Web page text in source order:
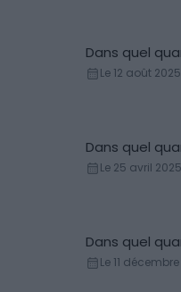
Conseils
Dans quel
Le 12 août 2025
Conseils
Dans quel
Le 25 avril 2025
Conseils
Dans quel
Le 11